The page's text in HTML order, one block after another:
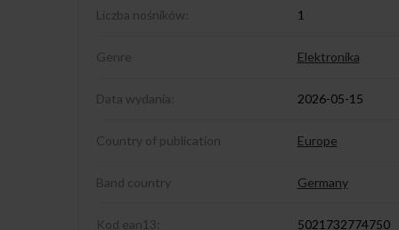
Liczba nośników: 1
Genre Elektronika
Data wydania: 2026-05-15
Country of publication Europe
Band country Germany
Kod ean13: 5021732774750